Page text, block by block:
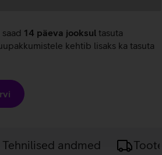
14 päeva jooksul tasuta
kehtib lisaks ka tasuta
Tehnilised andmed